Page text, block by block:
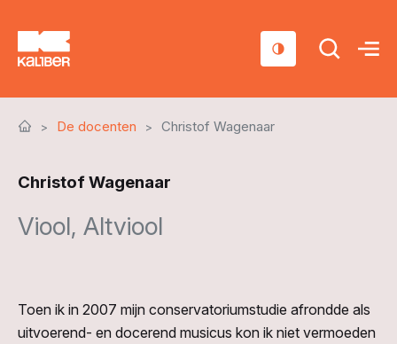
Sociaal domein
Over ons
De docenten Christof Wagenaar
Christof Wagenaar
Viool, Altviool
Toen ik in 2007 mijn conservatoriumstudie afrondde als
uitvoerend- en docerend musicus kon ik niet vermoeden